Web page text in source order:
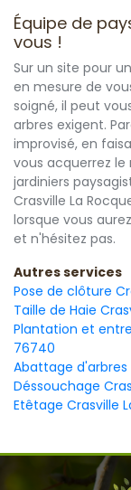
Équipe de
vous !
Sur un site pour
en mesure de
soigné, il peut
arbres exigent.
improvisé, en
vous acquerrez le
jardiniers
Crasville La
lorsque vous
et n'hésitez pas.
Autres services
Pose de clôture
Taille de Haie
Plantation et
76740
Abattage d'arbres
Déssouchage
Etêtage Crasville